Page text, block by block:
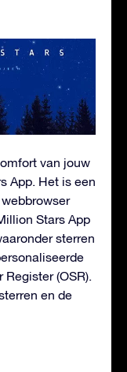
van jouw
App. Het is een
Stars App
sterren
(OSR).
en de